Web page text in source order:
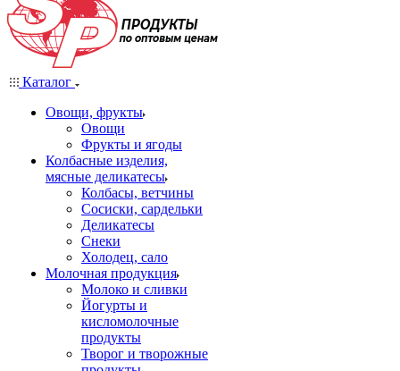
Каталог
Овощи, фрукты
Овощи
Фрукты и ягоды
Колбасные изделия,
мясные деликатесы
Колбасы, ветчины
Сосиски, сардельки
Деликатесы
Снеки
Холодец, сало
Молочная продукция
Молоко и сливки
Йогурты и
кисломолочные
продукты
Творог и творожные